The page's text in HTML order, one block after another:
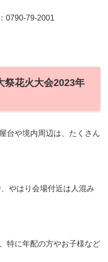
0790-79-2001
祭花火大会2023年
台や境内周辺は、たくさん
やはり会場付近は人混み
特に年配の方やお子様など